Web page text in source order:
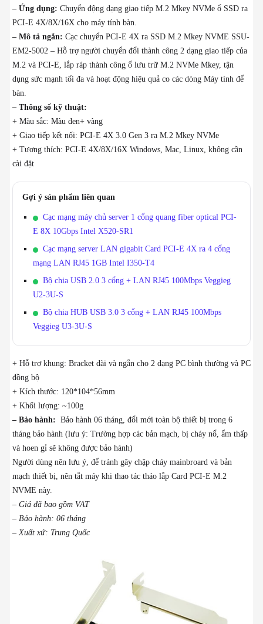
– Ứng dụng: Chuyển động dạng giao tiếp M.2 Mkey NVMe ổ SSD ra
PCI-E 4X/8X/16X cho máy tính bàn.
– Mô tả ngắn: Cạc chuyển PCI-E 4X ra SSD M.2 Mkey NVME SSU-
EM2-5002 – Hỗ trợ người chuyển đổi thành công 2 dạng giao tiếp của
M.2 và PCI-E, lắp ráp thành công ổ lưu trữ M.2 NVMe Mkey, tận
dụng sức mạnh tối đa và hoạt động hiệu quả co các dòng Máy tính để
bàn.
– Thông số kỹ thuật:
+ Màu sắc: Màu đen+ vàng
+ Giao tiếp kết nối: PCI-E 4X 3.0 Gen 3 ra M.2 Mkey NVMe
+ Tương thích: PCI-E 4X/8X/16X Windows, Mac, Linux, không cần
cài đặt
Gợi ý sản phẩm liên quan
Cạc mạng máy chủ server 1 cổng quang fiber optical PCI-
E 8X 10Gbps Intel X520-SR1
Cạc mạng server LAN gigabit Card PCI-E 4X ra 4 cổng
mạng LAN RJ45 1GB Intel I350-T4
Bộ chia USB 2.0 3 cổng + LAN RJ45 100Mbps Veggieg
U2-3U-S
Bộ chia HUB USB 3.0 3 cổng + LAN RJ45 100Mbps
Veggieg U3-3U-S
+ Hỗ trợ khung: Bracket dài và ngắn cho 2 dạng PC bình thường và PC
đồng bộ
+ Kích thước: 120*104*56mm
+ Khối lượng: ~100g
– Bảo hành: Bảo hành 06 tháng, đổi mới toàn bộ thiết bị trong 6
tháng bảo hành (lưu ý: Trường hợp các bản mạch, bị cháy nổ, ẩm thấp
và hoen gỉ sẽ không được bảo hành)
Người dùng nên lưu ý, để tránh gây chập cháy mainbroard và bản
mạch thiết bị, nên tắt máy khi thao tác tháo lắp Card PCI-E M.2
NVME này.
– Giá đã bao gồm VAT
– Bảo hành: 06 tháng
– Xuất xứ: Trung Quốc